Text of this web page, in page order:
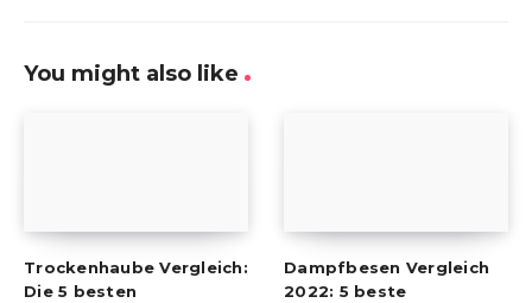
You might also like
Trockenhaube Vergleich:
Die 5 besten
Dampfbesen Vergleich
2022: 5 beste